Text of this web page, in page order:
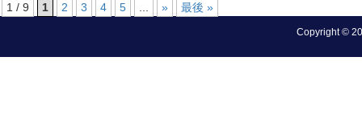
1 / 9 1 2 3 4 5 » 最後 »
Copyright ©